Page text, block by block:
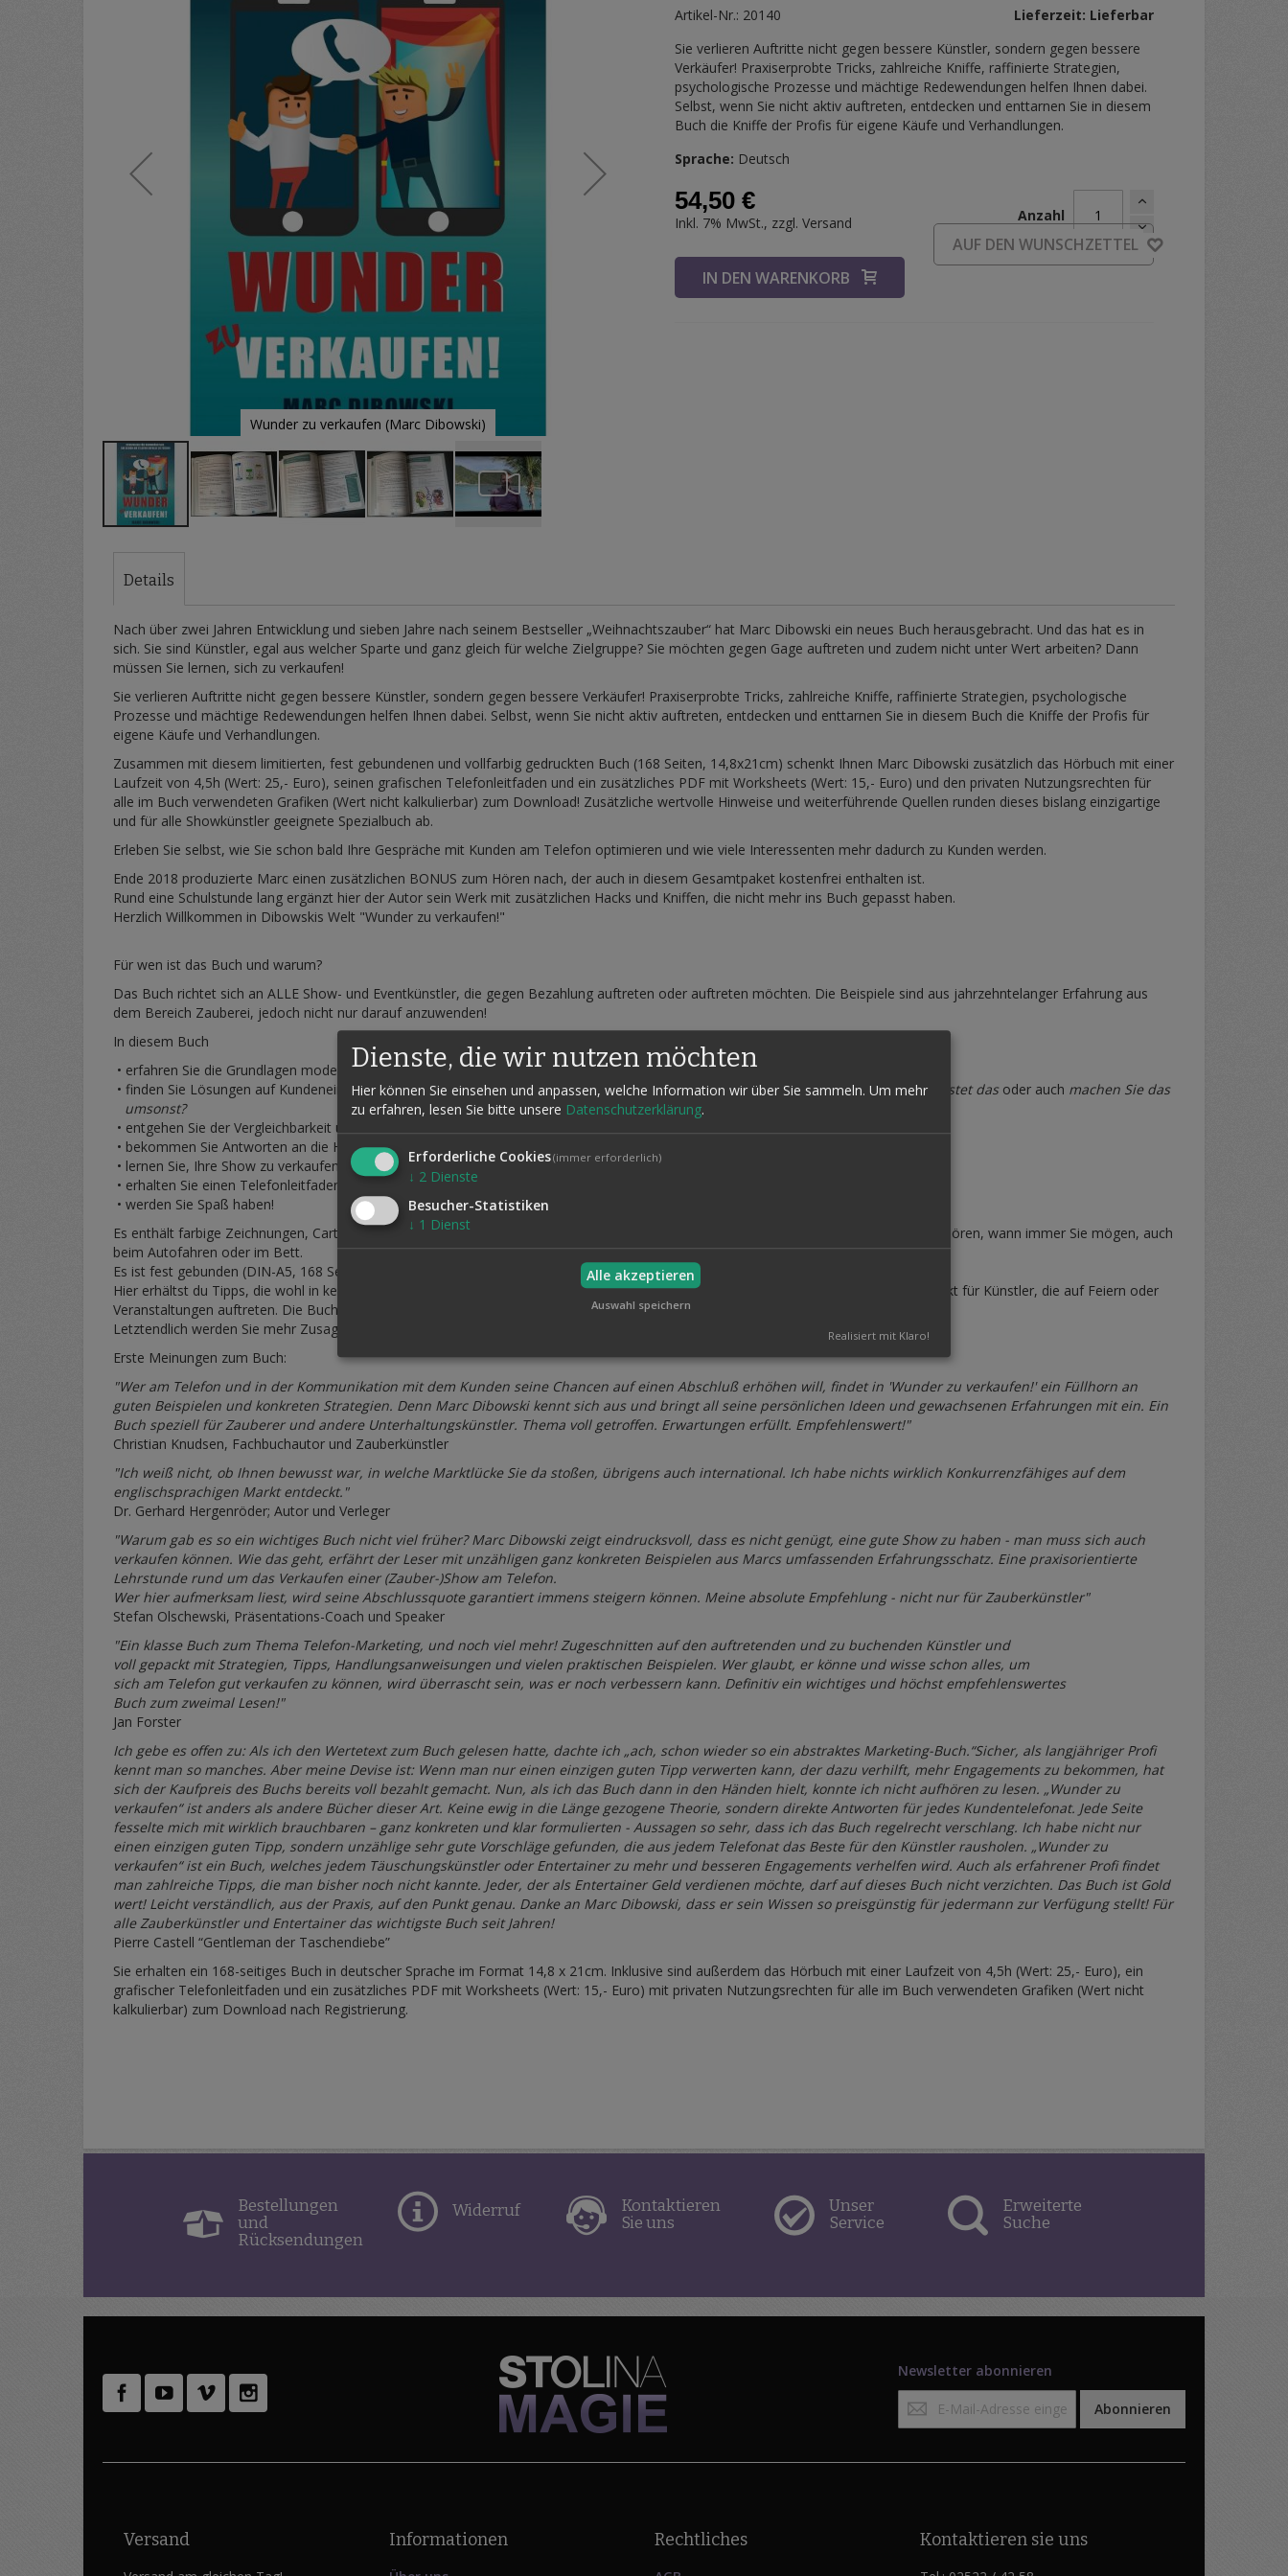
Wunder zu verkaufen (Marc Dibowski)
Artikel-Nr.: 20140
Lieferzeit: Lieferbar
Sie verlieren Auftritte nicht gegen bessere Künstler, sondern gegen bessere
Verkäufer! Praxiserprobte Tricks, zahlreiche Kniffe, raffinierte Strategien,
psychologische Prozesse und mächtige Redewendungen helfen Ihnen dabei.
Selbst, wenn Sie nicht aktiv auftreten, entdecken und enttarnen Sie in diesem
Buch die Kniffe der Profis für eigene Käufe und Verhandlungen.
Sprache: Deutsch
54,50 €
Inkl. 7% MwSt., zzgl.Versand Anzahl
IN DEN WARENKORB
AUF DEN WUNSCHZETTEL
Details
Nach über zwei Jahren Entwicklung und sieben Jahre nach seinem Bestseller „Weihnachtszauber“ hat Marc Dibowski ein neues Buch herausgebracht. Und das hat es in
sich. Sie sind Künstler, egal aus welcher Sparte und ganz gleich für welche Zielgruppe? Sie möchten gegen Gage auftreten und zudem nicht unter Wert arbeiten? Dann
müssen Sie lernen, sich zu verkaufen!
Sie verlieren Auftritte nicht gegen bessere Künstler, sondern gegen bessere Verkäufer! Praxiserprobte Tricks, zahlreiche Kniffe, raffinierte Strategien, psychologische
Prozesse und mächtige Redewendungen helfen Ihnen dabei. Selbst, wenn Sie nicht aktiv auftreten, entdecken und enttarnen Sie in diesem Buch die Kniffe der Profis für
eigene Käufe und Verhandlungen.
Zusammen mit diesem limitierten, fest gebundenen und vollfarbig gedruckten Buch (168 Seiten, 14,8x21cm) schenkt Ihnen Marc Dibowski zusätzlich das Hörbuch mit einer
Laufzeit von 4,5h (Wert: 25,- Euro), seinen grafischen Telefonleitfaden und ein zusätzliches PDF mit Worksheets (Wert: 15,- Euro) und den privaten Nutzungsrechten für
alle im Buch verwendeten Grafiken (Wert nicht kalkulierbar) zum Download! Zusätzliche wertvolle Hinweise und weiterführende Quellen runden dieses bislang einzigartige
und für alle Showkünstler geeignete Spezialbuch ab.
Erleben Sie selbst, wie Sie schon bald Ihre Gespräche mit Kunden am Telefon optimieren und wie viele Interessenten mehr dadurch zu Kunden werden.
Ende 2018 produzierte Marc einen zusätzlichen BONUS zum Hören nach, der auch in diesem Gesamtpaket kostenfrei enthalten ist.
Rund eine Schulstunde lang ergänzt hier der Autor sein Werk mit zusätzlichen Hacks und Kniffen, die nicht mehr ins Buch gepasst haben.
Herzlich Willkommen in Dibowskis Welt "Wunder zu verkaufen!"
Für wen ist das Buch und warum?
Das Buch richtet sich an ALLE Show- und Eventkünstler, die gegen Bezahlung auftreten oder auftreten möchten. Die Beispiele sind aus jahrzehntelanger Erfahrung aus
dem Bereich Zauberei, jedoch nicht nur darauf anzuwenden!
In diesem Buch
• erfahren Sie die Grundlagen moderner Verkaufspsychologie
• finden Sie Lösungen auf Kundeneinwände wiezu teuer, geht das auch billiger, ich habe noch ein paar Kollegen angefragt, was kostet dasoder auch machen Sie das
umsonst?
• entgehen Sie der Vergleichbarkeit und lernen Methoden kennen, die Sie unvergleichbar machen
• bekommen Sie Antworten an die Hand, wie man auf immer wiederkehrende Fragen reagiert
• lernen Sie, Ihre Show zu verkaufen und nicht nur nett darzustellen
• erhalten Sie einen Telefonleitfaden und konkrete Handlungsanweisungen an die Hand
• werden Sie Spaß haben!
Es enthält farbige Zeichnungen, Cartoons und zudem den kompletten Inhalt als MP3-Download (nach Registrierung), um das Buch zu hören, wann immer Sie mögen, auch
beim Autofahren oder im Bett.
Es ist fest gebunden (DIN-A5, 168 Seiten) und voll vierfarbig auf 115g Papier gedruckt und einzeln verpackt.
Hier erhältst du Tipps, die wohl in keinem Podcast umsonst preisgegeben werden. Sie sind aus Erfahrung gewachsen und passen perfekt für Künstler, die auf Feiern oder
Veranstaltungen auftreten. Die Buchung kommt vor der Show!
Letztendlich werden Sie mehr Zusagen erhalten und den Mut haben, auch höhere Gagen zu verlangen
Erste Meinungen zum Buch:
"Wer am Telefon und in der Kommunikation mit dem Kunden seine Chancen auf einen Abschluß erhöhen will, findet in 'Wunder zu verkaufen!' ein Füllhorn an
guten Beispielen und konkreten Strategien. Denn Marc Dibowski kennt sich aus und bringt all seine persönlichen Ideen und gewachsenen Erfahrungen mit ein. Ein
Buch speziell für Zauberer und andere Unterhaltungskünstler. Thema voll getroffen. Erwartungen erfüllt. Empfehlenswert!"
Christian Knudsen, Fachbuchautor und Zauberkünstler
"Ich weiß nicht, ob Ihnen bewusst war, in welche Marktlücke Sie da stoßen, übrigens auch international. Ich habe nichts wirklich Konkurrenzfähiges auf dem
englischsprachigen Markt entdeckt."
Dr. Gerhard Hergenröder; Autor und Verleger
"Warum gab es so ein wichtiges Buch nicht viel früher? Marc Dibowski zeigt eindrucksvoll, dass es nicht genügt, eine gute Show zu haben - man muss sich auch
verkaufen können. Wie das geht, erfährt der Leser mit unzähligen ganz konkreten Beispielen aus Marcs umfassenden Erfahrungsschatz. Eine praxisorientierte
Lehrstunde rund um das Verkaufen einer (Zauber-)Show am Telefon.
Wer hier aufmerksam liest, wird seine Abschlussquote garantiert immens steigern können. Meine absolute Empfehlung - nicht nur für Zauberkünstler"
Stefan Olschewski, Präsentations-Coach und Speaker
"Ein klasse Buch zum Thema Telefon-Marketing, und noch viel mehr! Zugeschnitten auf den auftretenden und zu buchenden Künstler und
voll gepackt mit Strategien, Tipps, Handlungsanweisungen und vielen praktischen Beispielen. Wer glaubt, er könne und wisse schon alles, um
sich am Telefon gut verkaufen zu können, wird überrascht sein, was er noch verbessern kann. Definitiv ein wichtiges und höchst empfehlenswertes
Buch zum zweimal Lesen!"
Jan Forster
Ich gebe es offen zu: Als ich den Wertetext zum Buch gelesen hatte, dachte ich „ach, schon wieder so ein abstraktes Marketing-Buch.“Sicher, als langjähriger Profi
kennt man so manches. Aber meine Devise ist: Wenn man nur einen einzigen guten Tipp verwerten kann, der dazu verhilft, mehr Engagements zu bekommen, hat
sich der Kaufpreis des Buchs bereits voll bezahlt gemacht. Nun, als ich das Buch dann in den Händen hielt, konnte ich nicht aufhören zu lesen. „Wunder zu
verkaufen“ ist anders als andere Bücher dieser Art. Keine ewig in die Länge gezogene Theorie, sondern direkte Antworten für jedes Kundentelefonat. Jede Seite
fesselte mich mit wirklich brauchbaren – ganz konkreten und klar formulierten - Aussagen so sehr, dass ich das Buch regelrecht verschlang. Ich habe nicht nur
einen einzigen guten Tipp, sondern unzählige sehr gute Vorschläge gefunden, die aus jedem Telefonat das Beste für den Künstler rausholen. „Wunder zu
verkaufen“ ist ein Buch, welches jedem Täuschungskünstler oder Entertainer zu mehr und besseren Engagements verhelfen wird. Auch als erfahrener Profi findet
man zahlreiche Tipps, die man bisher noch nicht kannte. Jeder, der als Entertainer Geld verdienen möchte, darf auf dieses Buch nicht verzichten. Das Buch ist Gold
wert! Leicht verständlich, aus der Praxis, auf den Punkt genau. Danke an Marc Dibowski, dass er sein Wissen so preisgünstig für jedermann zur Verfügung stellt! Für
alle Zauberkünstler und Entertainer das wichtigste Buch seit Jahren!
Pierre Castell “Gentleman der Taschendiebe”
Sie erhalten ein 168-seitiges Buch in deutscher Sprache im Format 14,8 x 21cm. Inklusive sind außerdem das Hörbuch mit einer Laufzeit von 4,5h (Wert: 25,- Euro), ein
grafischer Telefonleitfaden und ein zusätzliches PDF mit Worksheets (Wert: 15,- Euro) mit privaten Nutzungsrechten für alle im Buch verwendeten Grafiken (Wert nicht
kalkulierbar) zum Download nach Registrierung.
Bestellungen
und
Rücksendungen
Widerruf
Kontaktieren
Sie uns
Unser
Service
Erweiterte
Suche
Newsletter abonnieren
zum
Abonnieren
Versand Informationen Rechtliches Kontaktieren sie uns
Dienste, die wir nutzen möchten
Hier können Sie einsehen und anpassen, welche Information wir über Sie sammeln. Um mehr
zu erfahren, lesen Sie bitte unsere Datenschutzerklärung.
Erforderliche Cookies(immer erforderlich)
↓ 2 Dienste
Besucher-Statistiken
↓ 1 Dienst
Alle akzeptieren
Auswahl speichern
Realisiert mit Klaro!